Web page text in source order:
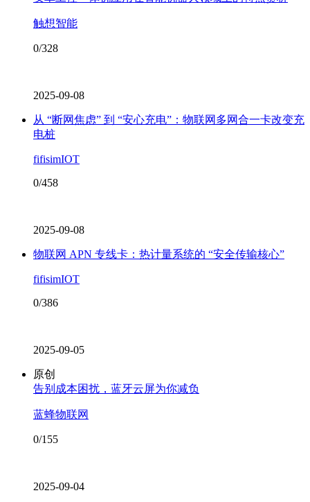
触想智能
0/328
2025-09-08
从 “断网焦虑” 到 “安心充电”：物联网多网合一卡改变充
电桩
fifisimIOT
0/458
2025-09-08
物联网 APN 专线卡：热计量系统的 “安全传输核心”
fifisimIOT
0/386
2025-09-05
原创
告别成本困扰，蓝牙云屏为你减负
蓝蜂物联网
0/155
2025-09-04